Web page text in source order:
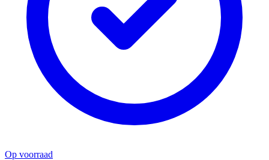
Op voorraad